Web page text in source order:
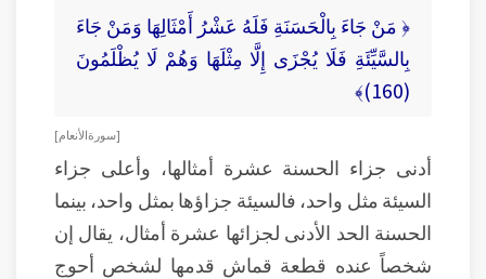
﴿ مَنْ جَاءَ بِالْحَسَنَةِ فَلَهُ عَشْرُ أَمْثَالِهَا وَمَنْ جَاءَ
بِالسَّيِّئَةِ فَلَا يُجْزَى إِلَّا مِثْلَهَا وَهُمْ لَا يُظْلَمُونَ
(160)﴾
[ سورة الأنعام ]
أدنى جزاء الحسنة عشرة أمثالها، وأعلى جزاء
السيئة مثل واحد، فالسيئة جزاؤها بمثل واحد، بينما
الحسنة الحد الأدنى لجزائها عشرة أمثال، يقال إن
شخصاً عنده قطعة قماش قدمها لشخص أحوج